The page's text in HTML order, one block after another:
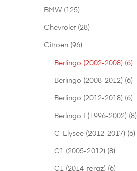
BMW (125)
Chevrolet (28)
Citroen (96)
Berlingo (2002-2008) (6)
Berlingo (2008-2012) (6)
Berlingo (2012-2018) (6)
Berlingo I (1996-2002) (8)
C-Elysee (2012-2017) (6)
C1 (2005-2012) (8)
C1 (2014-teraz) (6)